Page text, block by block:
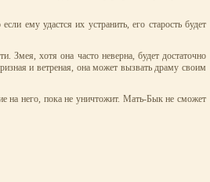
ему удастся их устранить, его старость будет
Змея, хотя она часто неверна, будет достаточно
и ветреная, она может вызвать драму своим
на него, пока не уничтожит. Мать-Бык не сможет